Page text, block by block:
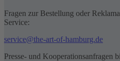
Fragen zur Bestellung oder
Service:
service@the-art-of-hamburg.de
Presse- und Kooperationsanfragen